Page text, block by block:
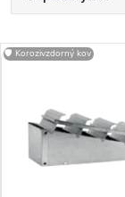
a
e Abecedně
V
p
🛡️ Korozivzdorný kov